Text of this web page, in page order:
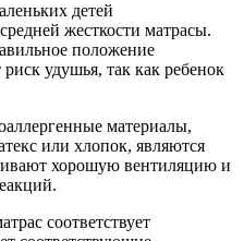
детей
жесткости матрасы.
положение
удушья, так как ребенок
материалы,
или хлопок, являются
хорошую вентиляцию и
соответствует